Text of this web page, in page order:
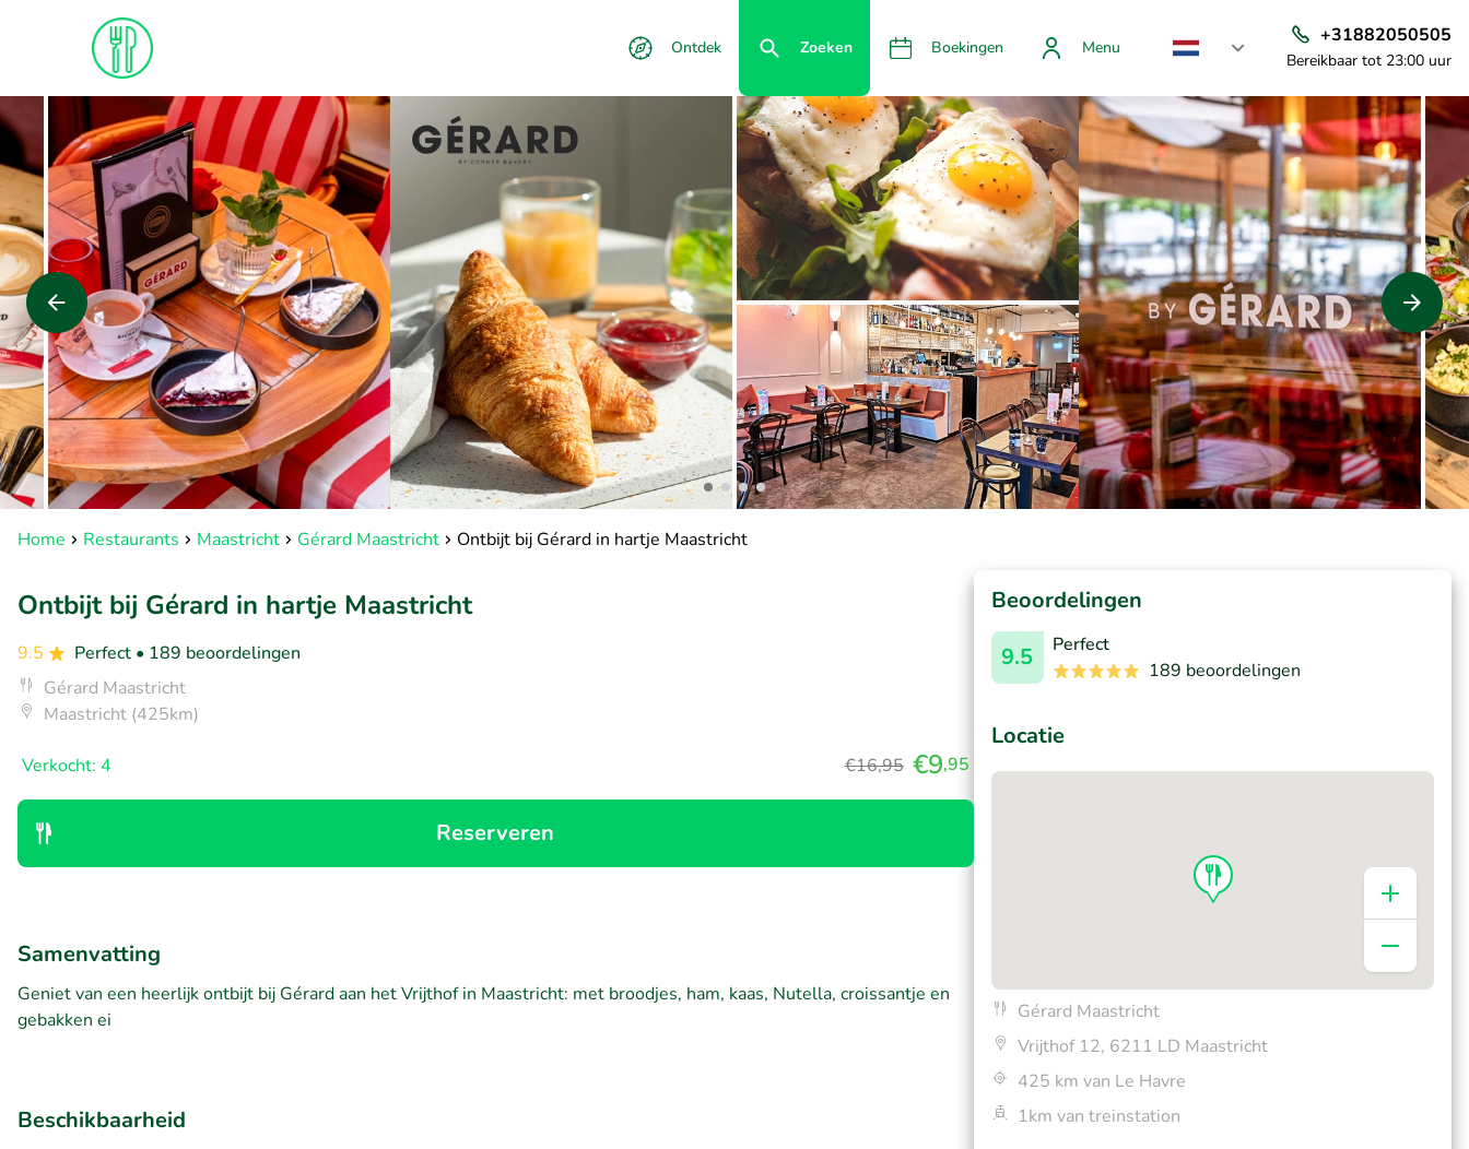
Ontdek Zoeken Boekingen Menu
+31882050505
Bereikbaar tot 23:00 uur
Home Restaurants Maastricht Gérard Maastricht Ontbijt bij Gérard in hartje Maastricht
Ontbijt bij Gérard in hartje Maastricht
9.5 Perfect • 189 beoordelingen
Gérard Maastricht
Maastricht (425km)
Verkocht: 4 €16,95 €9,95
Reserveren
Samenvatting
Geniet van een heerlijk ontbijt bij Gérard aan het Vrijthof in Maastricht: met broodjes, ham, kaas, Nutella, croissantje en
gebakken ei
Beschikbaarheid
Beoordelingen
9.5
Perfect
189 beoordelingen
Locatie
Gérard Maastricht
Vrijthof 12, 6211 LD Maastricht
425 km van Le Havre
1km van treinstation